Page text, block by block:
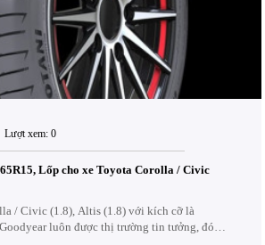
Lượt xem: 0
Lốp cho xe Toyota Corolla / Civic
/ Civic (1.8), Altis (1.8) với kích cỡ là
luôn được thị trường tin tưởng, đón